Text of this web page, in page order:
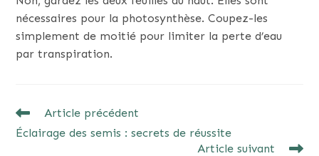
nécessaires pour la photosynthèse. Coupez-les
simplement de moitié pour limiter la perte d’eau
par transpiration.
READ
MORE
ARTICLES
Article précédent
Éclairage des semis : secrets de réussite
Article suivant